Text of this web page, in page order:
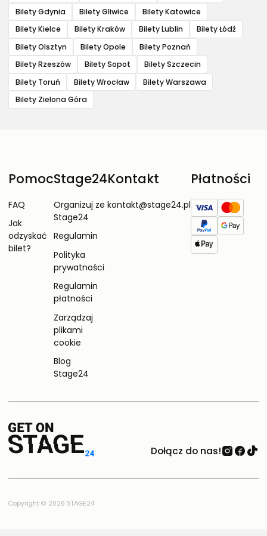
Bilety Gdynia
Bilety Gliwice
Bilety Katowice
Bilety Kielce
Bilety Kraków Bilety Lublin
Bilety Łódź
Bilety Olsztyn
Bilety Opole
Bilety Poznań
Bilety Rzeszów
Bilety Sopot
Bilety Szczecin
Bilety Toruń
Bilety Wrocław
Bilety Warszawa
Bilety Zielona Góra
Pomoc
FAQ
Jak
odzyskać
bilet?
Stage24
Organizuj ze
Stage24
Regulamin
Polityka
prywatności
Regulamin
płatności
Zarządzaj
plikami
cookie
Blog
Stage24
Kontakt
kontakt@stage24.pl
Płatności
Dołącz do nas!
Copyright © 2026 STAGE24